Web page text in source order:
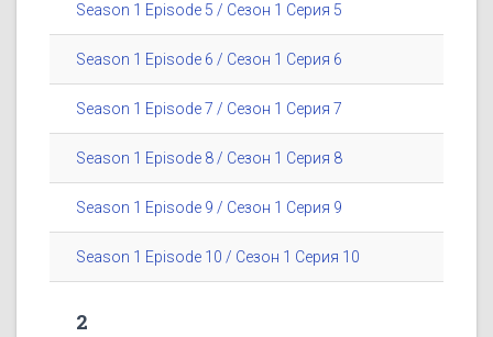
Season 1 Episode 5 / Сезон 1 Серия 5
Season 1 Episode 6 / Сезон 1 Серия 6
Season 1 Episode 7 / Сезон 1 Серия 7
Season 1 Episode 8 / Сезон 1 Серия 8
Season 1 Episode 9 / Сезон 1 Серия 9
Season 1 Episode 10 / Сезон 1 Серия 10
2